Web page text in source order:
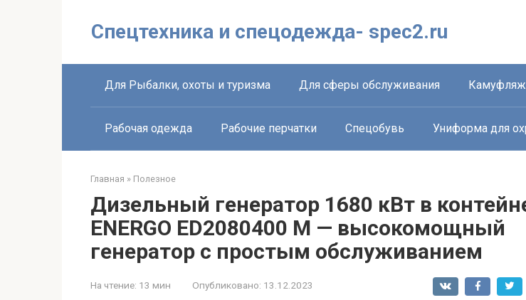
Спецтехника и спецодежда- spec2.ru
Для Рыбалки, охоты и туризма Для сферы обслуживания
Рабочая одежда Рабочие перчатки Спецобувь Униформа для
Главная » Полезное
Дизельный генератор 1680 кВт в
ENERGO ED2080400 M — высокомощный
генератор с простым обслуживанием
На чтение: 13 мин Опубликовано: 13.12.2023